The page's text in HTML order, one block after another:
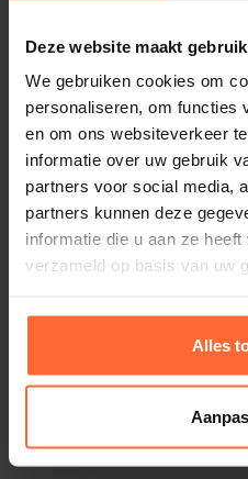
Deze website maakt
We gebruiken cookies om
personaliseren, om functies
en om ons websiteverkeer
informatie over uw gebruik
partners voor social media,
partners kunnen deze
informatie die u aan ze
verzameld op basis van uw
Alles
577,45